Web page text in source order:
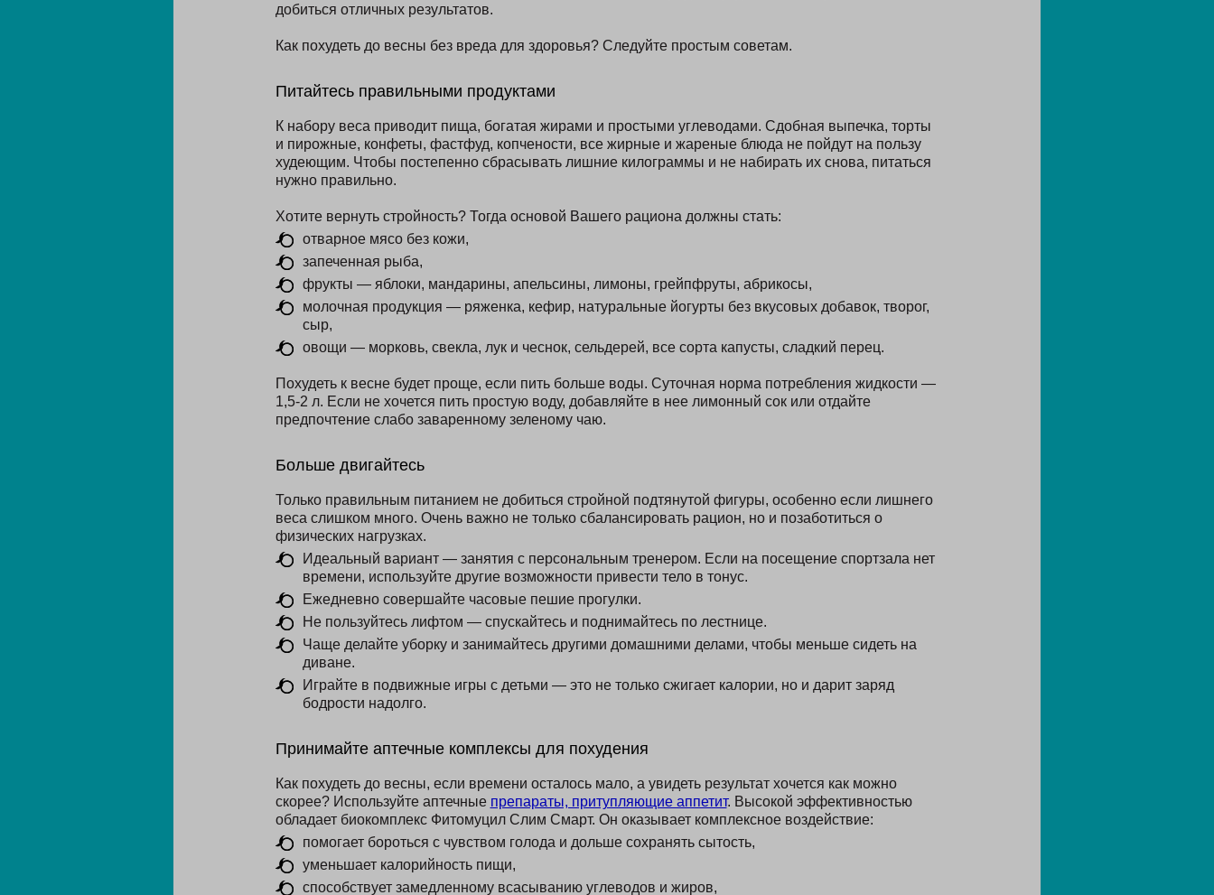
добиться отличных результатов.
Как похудеть до весны без вреда для здоровья? Следуйте простым советам.
Питайтесь правильными продуктами
К набору веса приводит пища, богатая жирами и простыми углеводами. Сдобная выпечка, торты
и пирожные, конфеты, фастфуд, копчености, все жирные и жареные блюда не пойдут на пользу
худеющим. Чтобы постепенно сбрасывать лишние килограммы и не набирать их снова, питаться
нужно правильно.
Хотите вернуть стройность? Тогда основой Вашего рациона должны стать:
отварное мясо без кожи,
запеченная рыба,
фрукты — яблоки, мандарины, апельсины, лимоны, грейпфруты, абрикосы,
молочная продукция — ряженка, кефир, натуральные йогурты без вкусовых добавок, творог,
сыр,
овощи — морковь, свекла, лук и чеснок, сельдерей, все сорта капусты, сладкий перец.
Похудеть к весне будет проще, если пить больше воды. Суточная норма потребления жидкости —
1,5-2 л. Если не хочется пить простую воду, добавляйте в нее лимонный сок или отдайте
предпочтение слабо заваренному зеленому чаю.
Больше двигайтесь
Только правильным питанием не добиться стройной подтянутой фигуры, особенно если лишнего
веса слишком много. Очень важно не только сбалансировать рацион, но и позаботиться о
физических нагрузках.
Идеальный вариант — занятия с персональным тренером. Если на посещение спортзала нет
времени, используйте другие возможности привести тело в тонус.
Ежедневно совершайте часовые пешие прогулки.
Не пользуйтесь лифтом — спускайтесь и поднимайтесь по лестнице.
Чаще делайте уборку и занимайтесь другими домашними делами, чтобы меньше сидеть на
диване.
Играйте в подвижные игры с детьми — это не только сжигает калории, но и дарит заряд
бодрости надолго.
Принимайте аптечные комплексы для похудения
Как похудеть до весны, если времени осталось мало, а увидеть результат хочется как можно
скорее? Используйте аптечные препараты, притупляющие аппетит. Высокой эффективностью
обладает биокомплекс Фитомуцил Слим Смарт. Он оказывает комплексное воздействие:
помогает бороться с чувством голода и дольше сохранять сытость,
уменьшает калорийность пищи,
способствует замедленному всасыванию углеводов и жиров,